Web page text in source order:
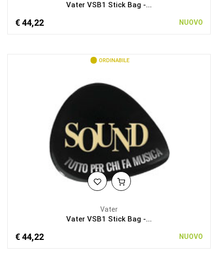
Vater VSB1 Stick Bag -...
€ 44,22 NUOVO
ORDINABILE
Vater
Vater VSB1 Stick Bag -...
€ 44,22 NUOVO